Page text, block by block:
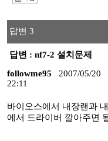
답변 3
답변 : nf7-2 설치문제
followme95
2007/05/20
22:11
바이오스에서 내장랜과
에서 드라이버 깔아주면